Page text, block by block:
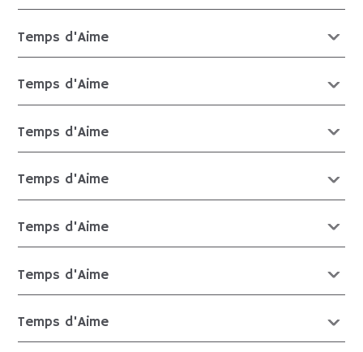
Temps d'Aime
Temps d'Aime
Temps d'Aime
Temps d'Aime
Temps d'Aime
Temps d'Aime
Temps d'Aime